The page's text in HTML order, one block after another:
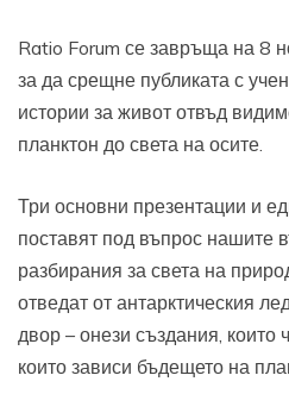
Ratio Forum се завръща на 8
за да срещне публиката с
истории за живот отвъд
планктон до света на осите.
Три основни презентации и
поставят под въпрос нашите
разбирания за света на
отведат от антарктическия
двор – онези създания, които
които зависи бъдещето на